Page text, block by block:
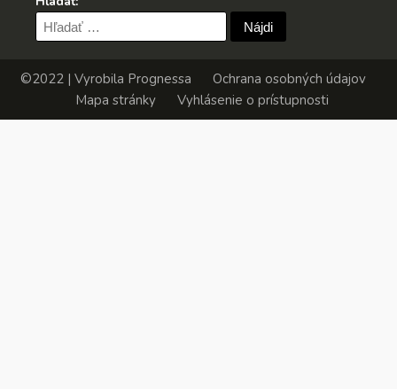
Hľadať:
©2022 | Vyrobila Prognessa
Ochrana osobných údajov
Mapa stránky
Vyhlásenie o prístupnosti